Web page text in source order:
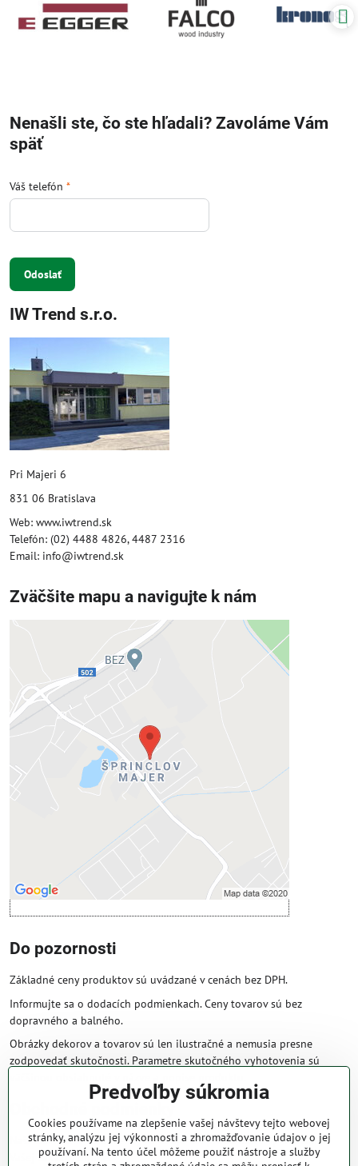
Nenašli ste, čo ste hľadali? Zavoláme Vám
späť
Váš telefón *
Odoslať
IW Trend s.r.o.
Pri Majeri 6
831 06 Bratislava
Web: www.iwtrend.sk
Telefón: (02) 4488 4826, 4487 2316
Email: info@iwtrend.sk
Zväčšite mapu a navigujte k nám
Externý obsah je blokovaný
Prajete si načítať externý obsah?
Povoliť tentokrát
Povoliť a zapamätať - súhlas s druhom
cookie: Funkčné
Otvoriť obsah v novom okne
Do pozornosti
Základné ceny produktov sú uvádzané v cenách bez DPH.
Informujte sa o dodacích podmienkach. Ceny tovarov sú bez
dopravného a balného.
Obrázky dekorov a tovarov sú len ilustračné a nemusia presne
zodpovedať skutočnosti. Parametre skutočného vyhotovenia sú
Naše obchodné podmienky zaručujú bezproblémové spracovanie
Vašej zakázky online.
Predvoľby súkromia
Cookies používame na zlepšenie vašej návštevy tejto webovej
stránky, analýzu jej výkonnosti a zhromažďovanie údajov o jej
používaní. Na tento účel môžeme použiť nástroje a služby